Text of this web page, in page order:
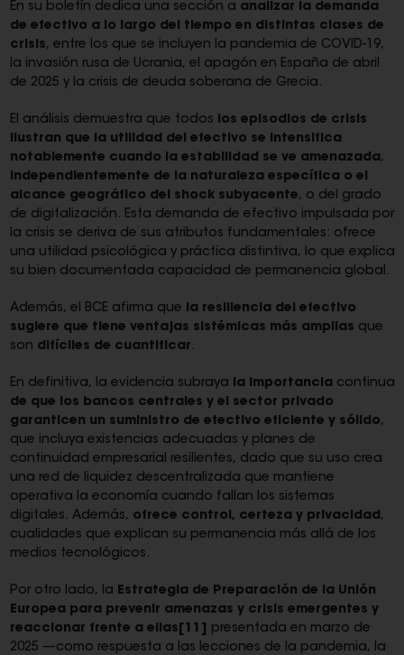
En su boletín dedica una sección a analizar la demanda
de efectivo a lo largo del tiempo en distintas clases de
crisis, entre los que se incluyen la pandemia de COVID-19,
la invasión rusa de Ucrania, el apagón en España de abril
de 2025 y la crisis de deuda soberana de Grecia.
El análisis demuestra que todos los episodios de crisis
ilustran que la utilidad del efectivo se intensifica
notablemente cuando la estabilidad se ve amenazada,
independientemente de la naturaleza específica o el
alcance geográfico del shock subyacente, o del grado
de digitalización. Esta demanda de efectivo impulsada por
la crisis se deriva de sus atributos fundamentales: ofrece
una utilidad psicológica y práctica distintiva, lo que explica
su bien documentada capacidad de permanencia global.
Además, el BCE afirma que la resiliencia del efectivo
sugiere que tiene ventajas sistémicas más amplias que
son difíciles de cuantificar .
En definitiva, la evidencia subraya la importancia continua
de que los bancos centrales y el sector privado
garanticen un suministro de efectivo eficiente y sólido,
que incluya existencias adecuadas y planes de
continuidad empresarial resilientes, dado que su uso crea
una red de liquidez descentralizada que mantiene
operativa la economía cuando fallan los sistemas
digitales. Además, ofrece control, certeza y privacidad,
cualidades que explican su permanencia más allá de los
medios tecnológicos.
Por otro lado, la Estrategia de Preparación de la Unión
Europea para prevenir amenazas y crisis emergentes y
reaccionar frente a ellas [11]
presentada en marzo de
2025 —como respuesta a las lecciones de la pandemia, la